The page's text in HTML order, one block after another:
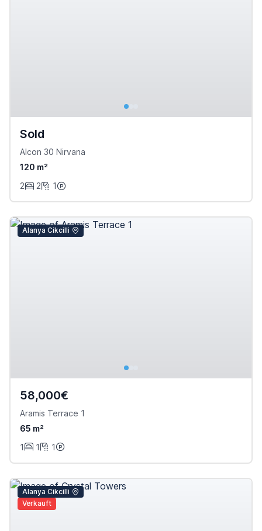
Sold
Alcon 30 Nirvana
120 m²
2
2 1
Alanya Cikcilli
58,000€
Aramis Terrace 1
65 m²
1
1 1
Alanya Cikcilli
Verkauft